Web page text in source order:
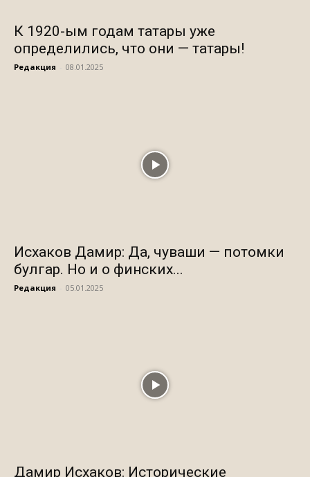
К 1920-ым годам татары уже
определились, что они — татары!
Редакция 08.01.2025
Исхаков Дамир: Да, чуваши — потомки
булгар. Но и о финских...
Редакция 05.01.2025
Дамир Исхаков: Исторические